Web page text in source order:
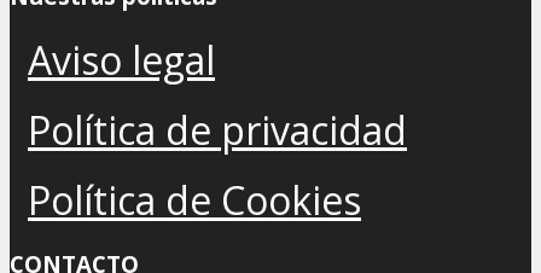
Aviso legal
Política de privacidad
Política de Cookies
CONTACTO